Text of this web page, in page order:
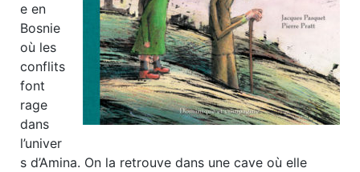
e en
Bosnie
où les
conflits
font
rage
dans
l’univer
s d’Amina. On la retrouve dans une cave où elle